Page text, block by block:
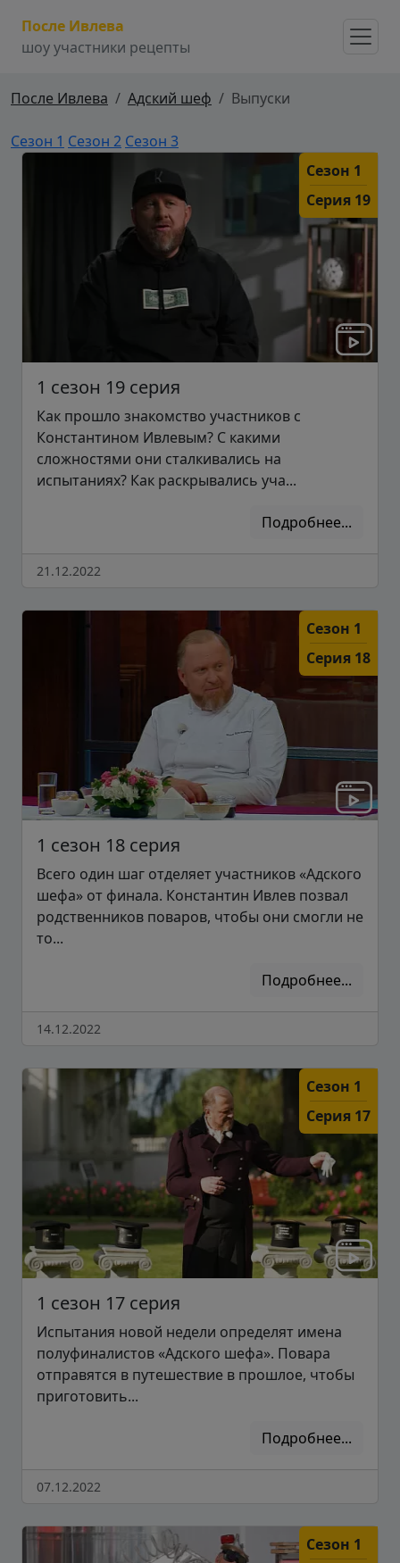
После Ивлева
шоу участники рецепты
После Ивлева Адский шеф Выпуски
Сезон 1 Сезон 2 Сезон 3
Сезон 1
Серия 19
1 сезон 19 серия
Как прошло знакомство участников с
Константином Ивлевым? С какими
сложностями они сталкивались на
испытаниях? Как раскрывались уча...
Подробнее...
21.12.2022
Сезон 1
Серия 18
1 сезон 18 серия
Всего один шаг отделяет участников «Адского
шефа» от финала. Константин Ивлев позвал
родственников поваров, чтобы они смогли не
то...
Подробнее...
14.12.2022
Сезон 1
Серия 17
1 сезон 17 серия
Испытания новой недели определят имена
полуфиналистов «Адского шефа». Повара
отправятся в путешествие в прошлое, чтобы
приготовить...
Подробнее...
07.12.2022
Сезон 1